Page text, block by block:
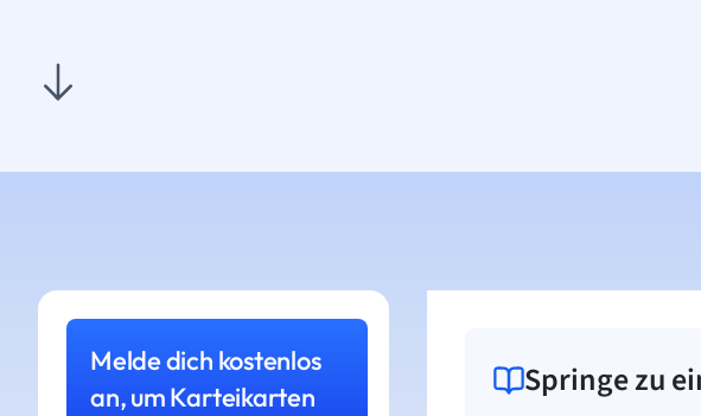
Melde dich kostenlos
an, um Karteikarten
Springe zu